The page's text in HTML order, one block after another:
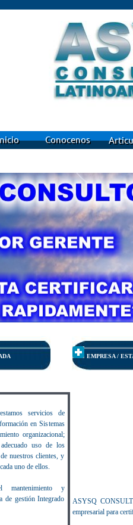
EMPRESA /
servicios de
en Sistemas
organizacional;
uso de los
nuestros clientes, y
uno de ellos.
mantenimiento y
de gestión Integrado
ASYSQ
empresarial para